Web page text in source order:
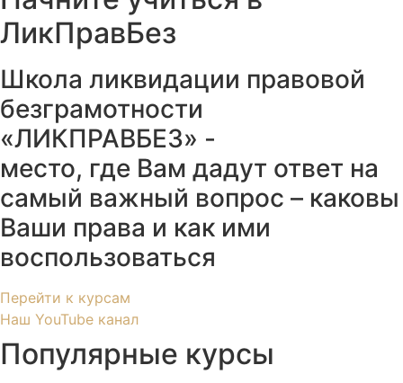
ЛикПравБез
Школа ликвидации правовой
безграмотности
«ЛИКПРАВБЕЗ» -
место, где Вам дадут ответ на
самый важный вопрос – каковы
Ваши права и как ими
воспользоваться
Перейти к курсам
Наш YouTube канал
Популярные курсы